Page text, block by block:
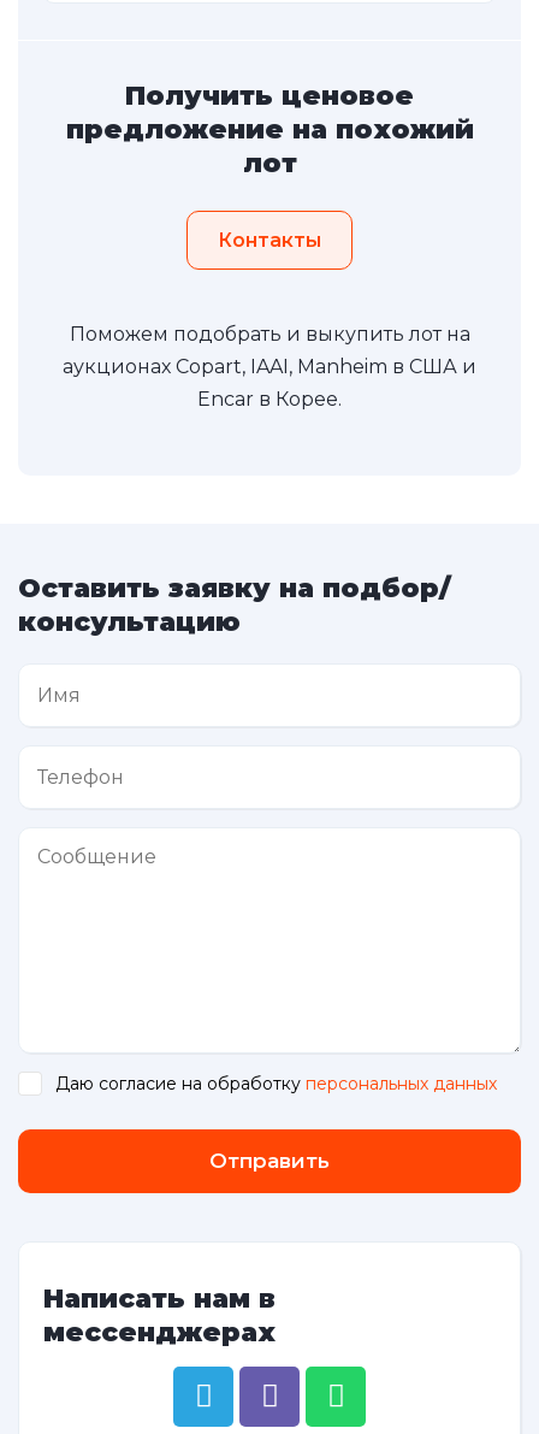
Получить ценовое
предложение на похожий
лот
Контакты
Поможем подобрать и выкупить лот на
аукционах Copart, IAAI, Manheim в США и
Encar в Корее.
Оставить заявку на подбор/
консультацию
Даю согласие на обработку персональных данных
Отправить
Написать нам в
мессенджерах